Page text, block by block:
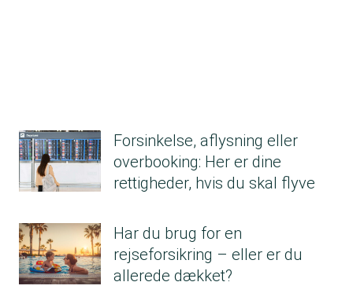
Forsinkelse, aflysning eller
overbooking: Her er dine
rettigheder, hvis du skal flyve
Har du brug for en
rejseforsikring – eller er du
allerede dækket?